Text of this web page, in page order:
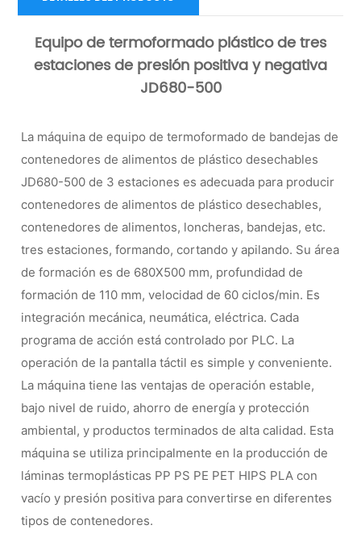
Equipo de termoformado plástico de tres
estaciones de presión positiva y negativa
JD680-500
La máquina de equipo de termoformado de bandejas de
contenedores de alimentos de plástico desechables
JD680-500 de 3 estaciones es adecuada para producir
contenedores de alimentos de plástico desechables,
contenedores de alimentos, loncheras, bandejas, etc.
tres estaciones, formando, cortando y apilando. Su área
de formación es de 680X500 mm, profundidad de
formación de 110 mm, velocidad de 60 ciclos/min. Es
integración mecánica, neumática, eléctrica. Cada
programa de acción está controlado por PLC. La
operación de la pantalla táctil es simple y conveniente.
La máquina tiene las ventajas de operación estable,
bajo nivel de ruido, ahorro de energía y protección
ambiental, y productos terminados de alta calidad. Esta
máquina se utiliza principalmente en la producción de
láminas termoplásticas PP PS PE PET HIPS PLA con
vacío y presión positiva para convertirse en diferentes
tipos de contenedores.